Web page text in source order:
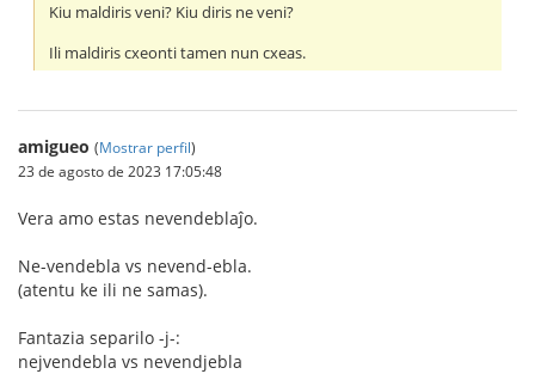
Kiu maldiris veni? Kiu diris ne veni?
Ili maldiris cxeonti tamen nun cxeas.
amigueo (Mostrar perfil)
23 de agosto de 2023 17:05:48
Vera amo estas nevendeblaĵo.
Ne-vendebla vs nevend-ebla.
(atentu ke ili ne samas).
Fantazia separilo -j-:
nejvendebla vs nevendjebla